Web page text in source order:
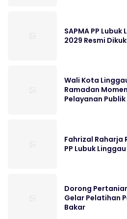
SAPMA PP
2029 Resmi
Wali Kota
Ramadan
Pelayanan Publik
Fahrizal Raharja
PP Lubuk Linggau
Dorong
Gelar Pelatihan
Bakar